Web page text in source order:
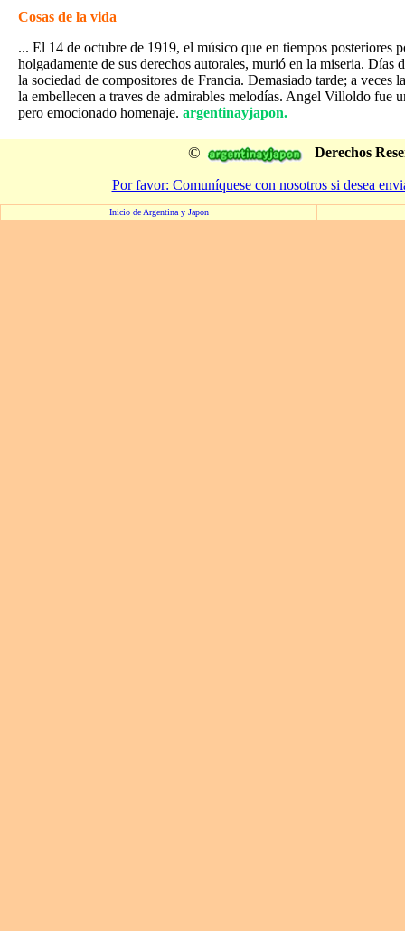
Cosas de la vida
... El 14 de octubre de 1919, el músico que en tiempos posteriores
holgadamente de sus derechos autorales, murió en la miseria. Días
la sociedad de compositores de Francia. Demasiado tarde; a veces
la embellecen a traves de admirables melodías. Angel Villoldo fue
pero emocionado homenaje. argentinayjapon.
© Derechos
Por favor: Comuníquese con nosotros si desea
Inicio de Argentina y Japon